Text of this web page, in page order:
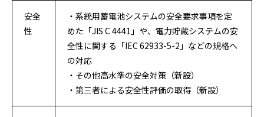
安全
性
・系統用蓄電池システムの安全要求事項を定
めた「JIS C 4441」や、電力貯蔵システムの安
全性に関する「IEC 62933-5-2」などの規格へ
の対応
・その他高水準の安全対策（新設）
・第三者による安全性評価の取得（新設）